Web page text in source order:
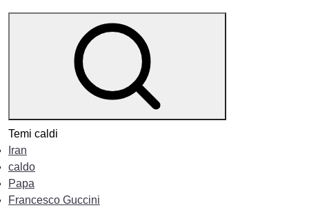
Temi caldi
Iran
caldo
Papa
Francesco Guccini